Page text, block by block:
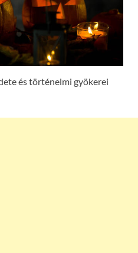
és történelmi gyökerei